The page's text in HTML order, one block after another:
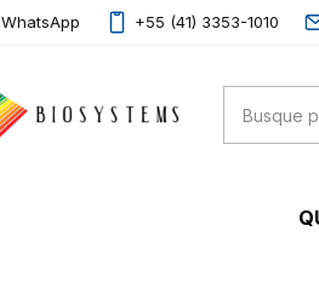
WhatsApp +55 (41) 3353-1010